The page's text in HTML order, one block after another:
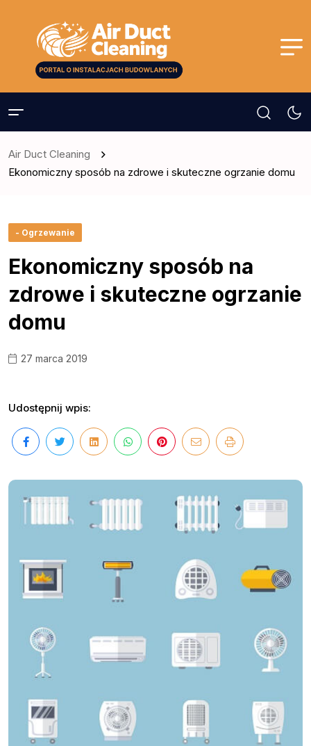
Air Duct Cleaning
Ekonomiczny sposób na zdrowe i skuteczne ogrzanie domu
- Ogrzewanie
Ekonomiczny sposób na
zdrowe i skuteczne ogrzanie
domu
27 marca 2019
Udostępnij wpis: